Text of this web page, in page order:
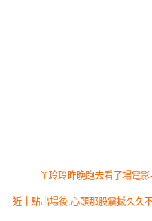
丫玲玲昨晚跑去看了場電影-
近十點出場後,心頭那股震撼久久